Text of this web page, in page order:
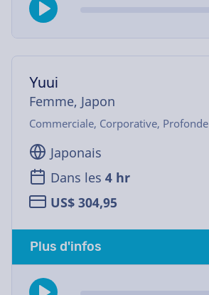
Yuui
Femme, Japon
Commerciale, Corporative, Profonde
Japonais
Dans les 4 hr
US$ 304,95
Plus d'infos